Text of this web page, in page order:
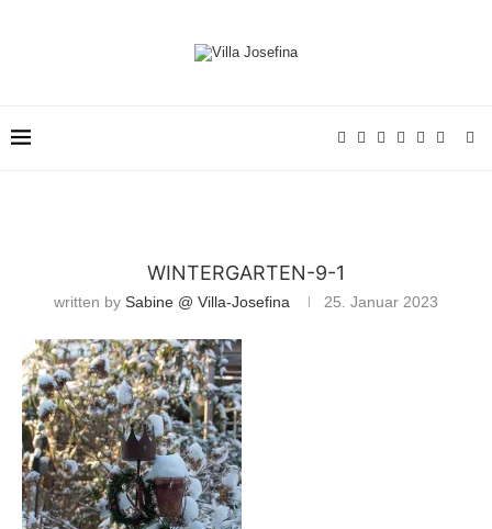
WINTERGARTEN-9-1
written by Sabine @ Villa-Josefina 25. Januar 2023